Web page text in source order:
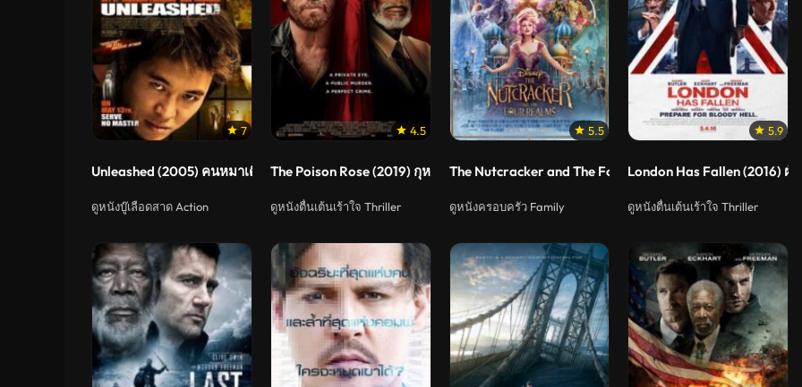
7
Unleashed (2005) คนหมาเดือด
ดูหนังบู๊เลือดสาด Action
4.5
The Poison Rose (2019) กุหลาบพิษ
ดูหนังตื่นเต้นเร้าใจ Thriller
5.5
The Nutcracker and The Four Realms (2018) เดอะนัทแค
ดูหนังครอบครัว Family
5.9
London Has Fallen (2016)
ดูหนังตื่นเต้นเร้าใจ Thriller